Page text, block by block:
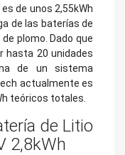
de unos 2,55kWh
de las baterías de
plomo. Dado que
hasta 20 unidades
de un sistema
actualmente es
teóricos totales.
de Litio
2,8kWh